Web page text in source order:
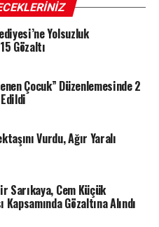
Yolsuzluk
Gözaltı
Çocuk” Düzenlemesinde 2
Vurdu, Ağır Yaralı
Sarıkaya, Cem Küçük
Gözaltına Alındı